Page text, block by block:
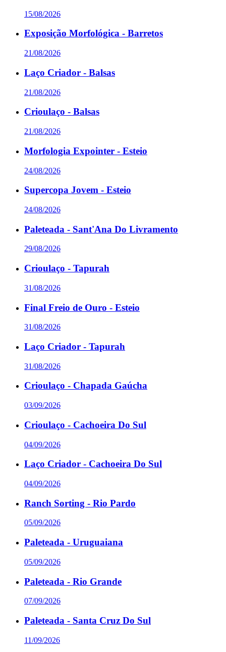
15/08/2026
Exposição Morfológica - Barretos
21/08/2026
Laço Criador - Balsas
21/08/2026
Crioulaço - Balsas
21/08/2026
Morfologia Expointer - Esteio
24/08/2026
Supercopa Jovem - Esteio
24/08/2026
Paleteada - Sant'Ana Do Livramento
29/08/2026
Crioulaço - Tapurah
31/08/2026
Final Freio de Ouro - Esteio
31/08/2026
Laço Criador - Tapurah
31/08/2026
Crioulaço - Chapada Gaúcha
03/09/2026
Crioulaço - Cachoeira Do Sul
04/09/2026
Laço Criador - Cachoeira Do Sul
04/09/2026
Ranch Sorting - Rio Pardo
05/09/2026
Paleteada - Uruguaiana
05/09/2026
Paleteada - Rio Grande
07/09/2026
Paleteada - Santa Cruz Do Sul
11/09/2026